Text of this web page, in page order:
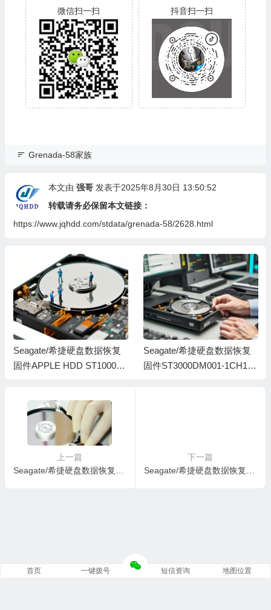
微信扫一扫
抖音扫一扫
Grenada-58家族
本文由 强哥 发表于2025年8月30日 13:50:52
转载请务必保留本文链接：
https://www.jqhdd.com/stdata/grenada-58/2628.html
Seagate/希捷硬盘数据恢复
固件APPLE HDD ST1000D
Seagate/希捷硬盘数据恢复
固件ST3000DM001-1CH166
上一篇
下一篇
首页 一键拨号 短信资询 地图位置